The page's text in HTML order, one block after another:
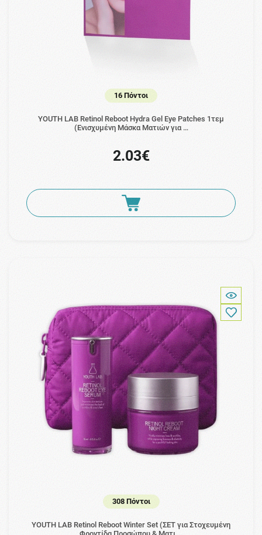
16 Πόντοι
YOUTH LAB Retinol Reboot Hydra Gel Eye Patches 1τεμ
(Ενισχυμένη Μάσκα Ματιών για …
2.03€
308 Πόντοι
YOUTH LAB Retinol Reboot Winter Set (ΣΕΤ για Στοχευμένη